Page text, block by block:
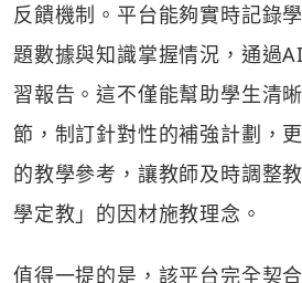
反饋機制。平台能夠實時記錄
題數據與知識掌握情況，通過
習報告。這不僅能幫助學生清
節，制訂針對性的補強計劃，
的教學參考，讓教師及時調整
學定教」的因材施教理念。
值得一提的是，該平台完全契